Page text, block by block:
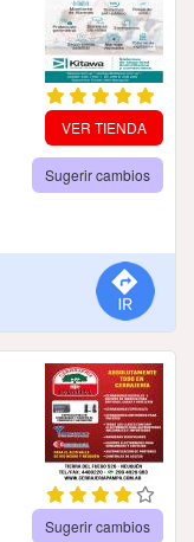
VER TIENDA
Sugerir cambios
Sugerir cambios